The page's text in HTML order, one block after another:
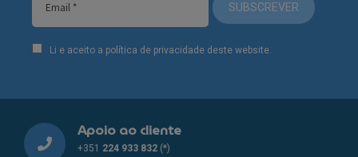
SUBSCREVER
Li e aceito a política de privacidade deste website.
Apoio ao cliente
+351 224 933 832 (*)